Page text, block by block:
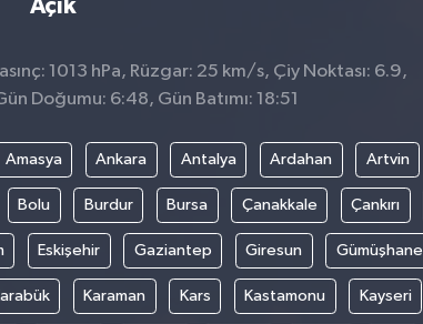
Açık
1013 hPa, Rüzgar: 25 km/s, Çiy Noktası: 6.9,
Doğumu: 6:48, Gün Batımı: 18:51
Amasya Ankara Antalya Ardahan Artvin
Bolu Burdur Bursa Çanakkale Çankırı
Eskişehir Gaziantep Giresun Gümüşhane
Karaman Kars Kastamonu Kayseri